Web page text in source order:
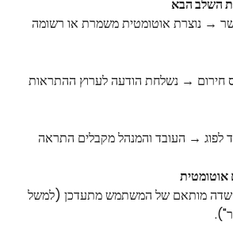
השלב הבא
→ נוצרת אוטומטית משמרת או רשומה
חירום → נשלחת הודעה לערוץ ההתראות
לפוג → העובד והמנהל מקבלים התראה
אוטומטית
יום → שדה מותאם של המשתמש מתעדכן (למשל